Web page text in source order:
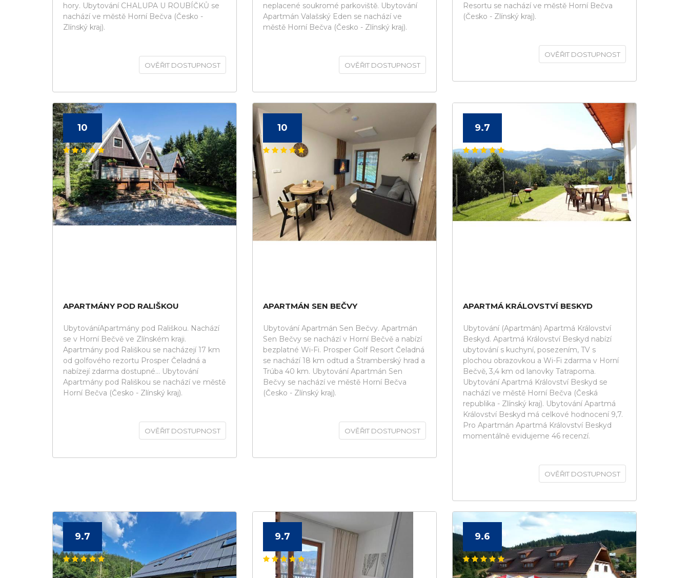
hory. Ubytování CHALUPA U ROUBÍČKŮ se
nachází ve městě Horní Bečva (Česko -
Zlínský kraj).
OVĚŘIT DOSTUPNOST
neplacené soukromé parkoviště. Ubytování
Apartmán Valašský Eden se nachází ve
městě Horní Bečva (Česko - Zlínský kraj).
OVĚŘIT DOSTUPNOST
Resortu se nachází ve městě Horní Bečva
(Česko - Zlínský kraj).
OVĚŘIT DOSTUPNOST
10
APARTMÁNY POD RALIŠKOU
UbytováníApartmány pod Rališkou. Nachází
se v Horní Bečvě ve Zlínském kraji.
Apartmány pod Rališkou se nacházejí 17 km
od golfového rezortu Prosper Čeladná a
nabízejí zdarma dostupné... Ubytování
Apartmány pod Rališkou se nachází ve městě
Horní Bečva (Česko - Zlínský kraj).
OVĚŘIT DOSTUPNOST
10
APARTMÁN SEN BEČVY
Ubytování Apartmán Sen Bečvy. Apartmán
Sen Bečvy se nachází v Horní Bečvě a nabízí
bezplatné Wi-Fi. Prosper Golf Resort Čeladná
se nachází 18 km odtud a Štramberský hrad a
Trúba 40 km. Ubytování Apartmán Sen
Bečvy se nachází ve městě Horní Bečva
(Česko - Zlínský kraj).
OVĚŘIT DOSTUPNOST
9.7
APARTMÁ KRÁLOVSTVÍ BESKYD
Ubytování (Apartmán) Apartmá Království
Beskyd. Apartmá Království Beskyd nabízí
ubytování s kuchyní, posezením, TV s
plochou obrazovkou a Wi-Fi zdarma v Horní
Bečvě, 3,4 km od lanovky Tatrapoma.
Ubytování Apartmá Království Beskyd se
nachází ve městě Horní Bečva (Česká
republika - Zlínský kraj). Ubytování Apartmá
Království Beskyd má celkové hodnocení 9,7.
Pro Apartmán Apartmá Království Beskyd
momentálně evidujeme 46 recenzí.
OVĚŘIT DOSTUPNOST
9.7 9.7 9.6